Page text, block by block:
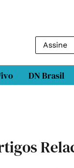
Assine
DN Brasil